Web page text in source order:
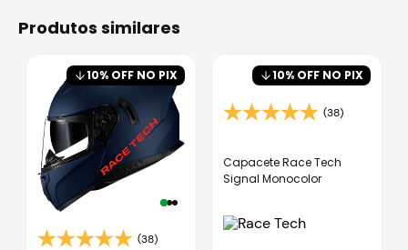
produtos similares
10% OFF NO PIX
(38)
10% OFF NO PIX
(38)
Capacete Race Tech
Signal Monocolor